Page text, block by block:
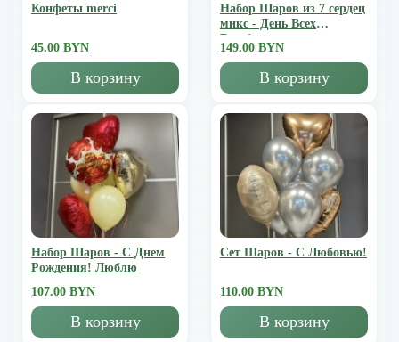
Конфеты merci
45.00 BYN
В корзину
Набор Шаров из 7 сердец
микс - День Всех
Влюбленных
149.00 BYN
В корзину
Набор Шаров - С Днем
Рождения! Люблю
107.00 BYN
В корзину
Сет Шаров - С Любовью!
110.00 BYN
В корзину